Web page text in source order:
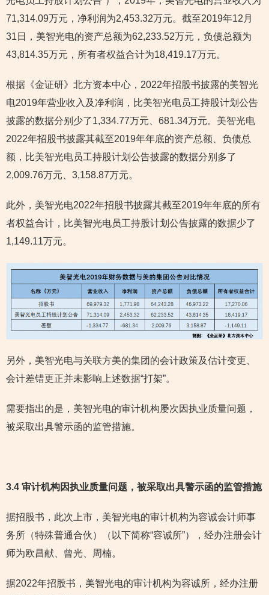
71,314.09万元，净利润为2,453.32万元。截至2019年12月
31日，美智光电的资产总额为62,233.52万元，负债总额为
43,814.35万元，所有者权益合计为18,419.17万元。
根据《金证研》北方资本中心，2022年招股书披露的美智光
电2019年营业收入及净利润，比美智光电员工持股计划公告
披露的数据分别少了1,334.77万元、681.34万元。美智光电
2022年招股书披露其截至2019年年底的资产总额、负债总
额，比美智光电员工持股计划公告披露的数据分别多了
2,009.76万元、3,158.87万元。
此外，美智光电2022年招股书披露其截至2019年年底的所有
者权益合计，比美智光电员工持股计划公告披露的数据少了
1,149.11万元。
另外，美智光电与关联方美的集团的会计政策及估计变更、
会计差错更正并未影响上述数据“打架”。
需要指出的是，美智光电的审计机构屡次因执业质量问题，
被采取出具警示函的监管措施。
3.4 审计机构因执业质量问题，被采取出具警示函的监管措施
据招股书，此次上市，美智光电的审计机构为容诚会计师事
务所（特殊普通合伙）（以下简称“容诚所”），经办注册会计
师为欧昌献、曾光、周楠。
据2022年招股书，美智光电的审计机构为容诚所，经办注册